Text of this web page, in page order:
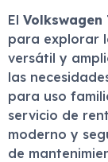
El Volkswagen
para explorar
versátil y
las
para uso
servicio de
moderno y
de